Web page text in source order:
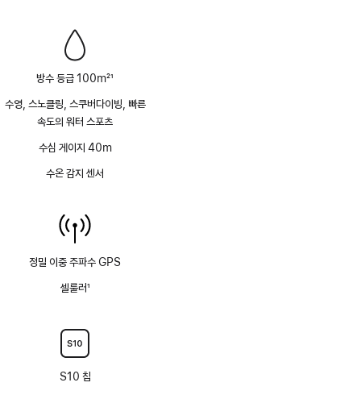
방수 등급 100m
각주
21
수영, 스노클링, 스쿠버다이빙, 빠른
속도의 워터 스포츠
수심 게이지 40m
수온 감지 센서
정밀 이중 주파수 GPS
셀룰러1
S10 칩